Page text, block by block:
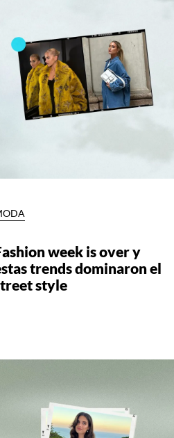
week is over y
trends dominaron el
style